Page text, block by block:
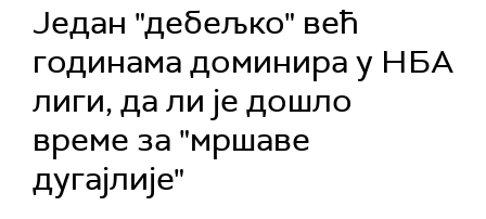
Један "дебељко" већ
годинама доминира у НБА
лиги, да ли је дошло
време за "мршаве
дугајлије"